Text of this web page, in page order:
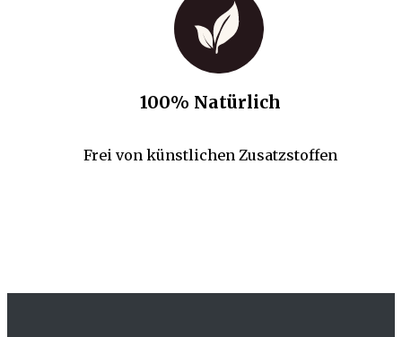
100% Natürlich
Frei von künstlichen Zusatzstoffen